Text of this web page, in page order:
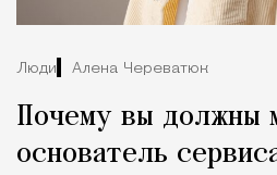
Люди Алена Череватюк
Почему вы должны
основатель